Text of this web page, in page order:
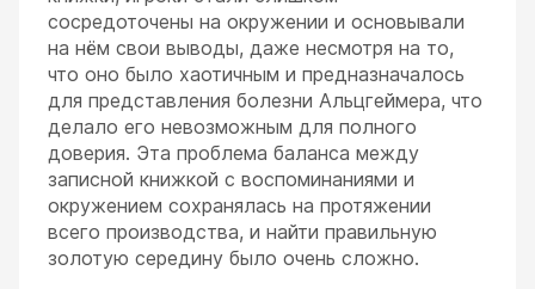
сосредоточены на окружении и основывали
на нём свои выводы, даже несмотря на то,
что оно было хаотичным и предназначалось
для представления болезни Альцгеймера, что
делало его невозможным для полного
доверия. Эта проблема баланса между
записной книжкой с воспоминаниями и
окружением сохранялась на протяжении
всего производства, и найти правильную
золотую середину было очень сложно.